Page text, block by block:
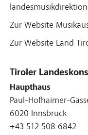
Zur Website
Zur Website Land
Tiroler
Haupthaus
Paul-Hofhaimer-
6020 Innsbruck
+43 512 508 6842